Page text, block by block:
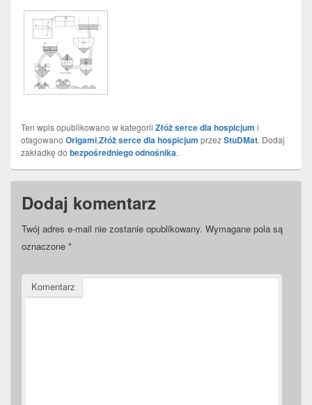
Ten wpis opublikowano w kategorii Złóż serce dla hospicjum i
otagowano Origami,Złóż serce dla hospicjum przezStuDMat. Dodaj
zakładkę do bezpośredniego odnośnika.
Dodaj komentarz
Twój adres e-mail nie zostanie opublikowany. Wymagane pola są
oznaczone *
Komentarz